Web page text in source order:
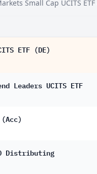
%
Small Cap UCITS
ETF (DE)
Leaders UCITS ETF
(Acc)
Distributing